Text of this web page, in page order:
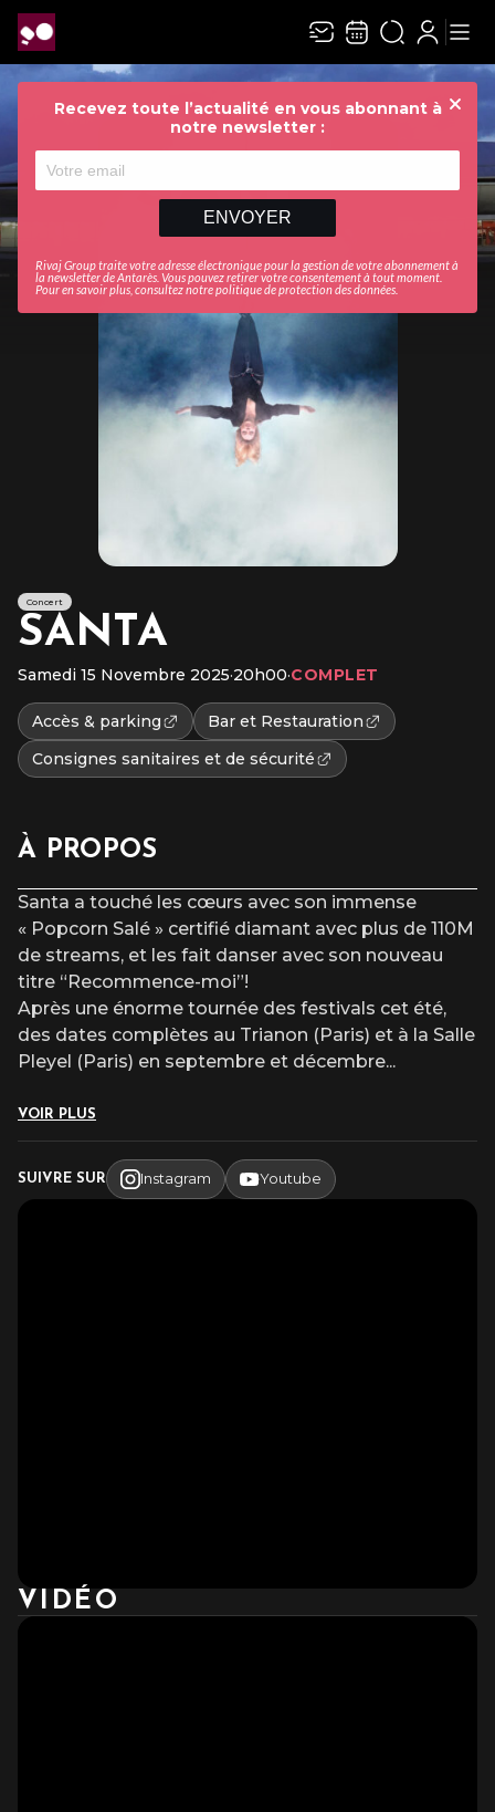
Recevez toute l’actualité en vous abonnant à
notre newsletter :
ENVOYER
Rivaj Group traite votre adresse électronique pour la gestion de votre abonnement à
la newsletter deAntarès . Vous pouvez retirer votre consentement à tout moment.
Pour en savoir plus, consultez notrepolitique de protection des données
Concert
SANTA
Samedi 15 Novembre 2025·20h00·COMPLET
Accès & parking
Bar et Restauration
Consignes sanitaires et de sécurité
À PROPOS
Santa a touché les cœurs avec son immense
« Popcorn Salé » certifié diamant avec plus de 110M
de streams, et les fait danser avec son nouveau
titre “Recommence-moi”!
Après une énorme tournée des festivals cet été,
des dates complètes au Trianon (Paris) et à la Salle
Pleyel (Paris) en septembre et décembre...
VOIR PLUS
SUIVRE SUR Instagram Youtube
VIDÉO